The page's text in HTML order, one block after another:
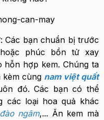
Các bạn chuẩn bị trước
phúc bồn tử xay
hợp kem. Chúng ta
kèm cùng nam việt quất
đó. Các bạn có thể
các loại hoa quả khác
đào ngâm,... Ăn kem mà